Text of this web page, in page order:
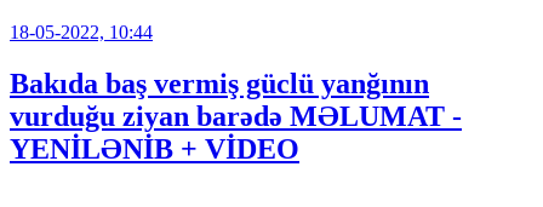
18-05-2022, 10:44
Bakıda baş vermiş güclü yanğının
vurduğu ziyan barədə MƏLUMAT -
YENİLƏNİB + VİDEO